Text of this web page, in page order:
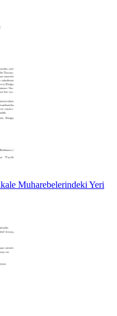
Muharebelerindeki Yeri